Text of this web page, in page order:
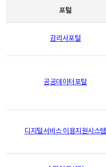
포털
감리사포털
공공데이터포털
디지털서비스 이용지원시스템